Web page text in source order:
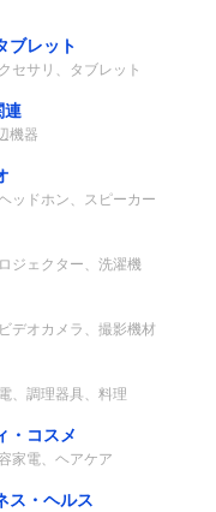
ブレット
セサリ、タブレット
連
機器
ッドホン、スピーカー
ジェクター、洗濯機
デオカメラ、撮影機材
、調理器具、料理
・コスメ
家電、ヘアケア
ス・ヘルス